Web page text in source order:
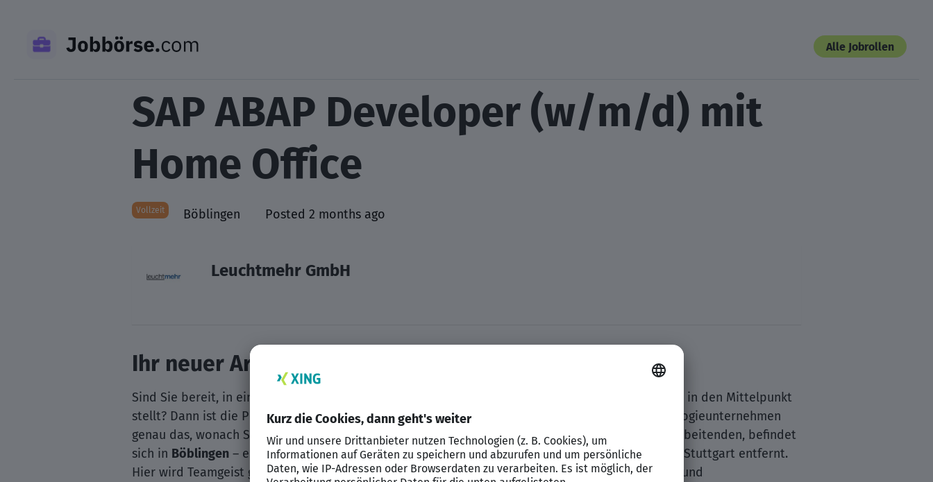
Alle Jobrollen
SAP ABAP Developer (w/m/d) mit
Home Office
Vollzeit Böblingen Posted 2 months ago
Leuchtmehr GmbH
Ihr neuer Arbeitgeber
Sind Sie bereit, in einem inspirierenden Umfeld zu arbeiten, das Innovation und Zusammenarbeit in den Mittelpunkt
stellt? Dann ist die Position alsSAP ABAP Developer (w/m/d) bei einem fortschrittlichen Technologieunternehmen
genau das, wonach Sie suchen! Dieses international agierende Unternehmen mit rund 3.000 Mitarbeitenden, befindet
sich in Böblingen – einer Stadt mit exzellenter Verkehrsanbindung und nur ein Katzensprung von Stuttgart entfernt.
Hier wird Teamgeist großgeschrieben, und Ihre Ideen sind gefragt! In einer Kultur, die Kreativität und